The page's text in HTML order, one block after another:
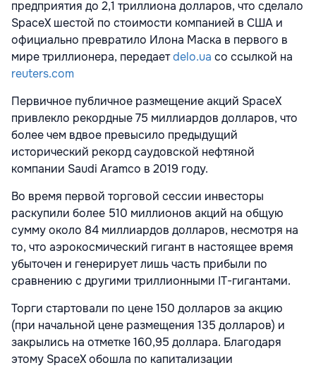
предприятия до 2,1 триллиона долларов, что сделало
SpaceX шестой по стоимости компанией в США и
официально превратило Илона Маска в первого в
мире триллионера, передаетdelo.ua со ссылкой на
reuters.com
Первичное публичное размещение акций SpaceX
привлекло рекордные 75 миллиардов долларов, что
более чем вдвое превысило предыдущий
исторический рекорд саудовской нефтяной
компании Saudi Aramco в 2019 году.
Во время первой торговой сессии инвесторы
раскупили более 510 миллионов акций на общую
сумму около 84 миллиардов долларов, несмотря на
то, что аэрокосмический гигант в настоящее время
убыточен и генерирует лишь часть прибыли по
сравнению с другими триллионными IT-гигантами.
Торги стартовали по цене 150 долларов за акцию
(при начальной цене размещения 135 долларов) и
закрылись на отметке 160,95 доллара. Благодаря
этому SpaceX обошла по капитализации